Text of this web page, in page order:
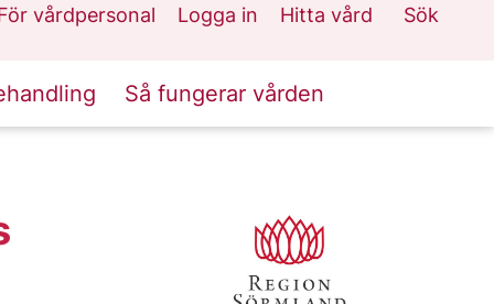
vårdpersonal
Logga in
Hitta vård
Sök
Så fungerar vården